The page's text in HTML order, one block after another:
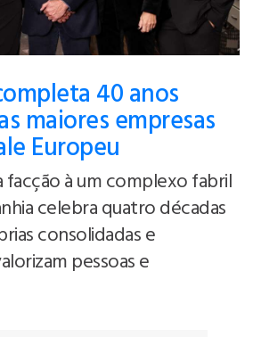
40 anos
maiores empresas
Europeu
facção à um complexo fabril
celebra quatro décadas
consolidadas e
pessoas e